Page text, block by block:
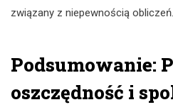
związany z niepewnością obliczeń.
Podsumowanie:
oszczędność i